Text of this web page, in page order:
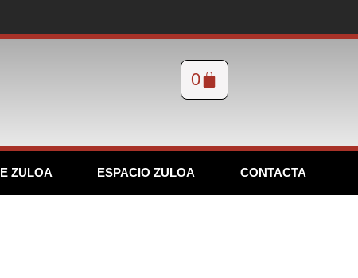
0
ZULOA ESPACIO ZULOA CONTACTA